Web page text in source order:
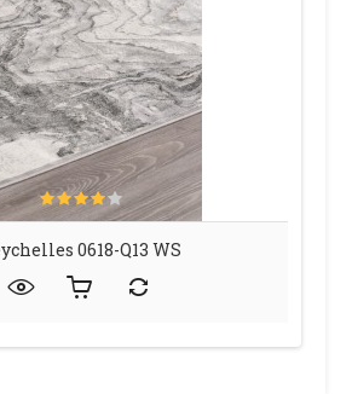
0618-Q13 WS